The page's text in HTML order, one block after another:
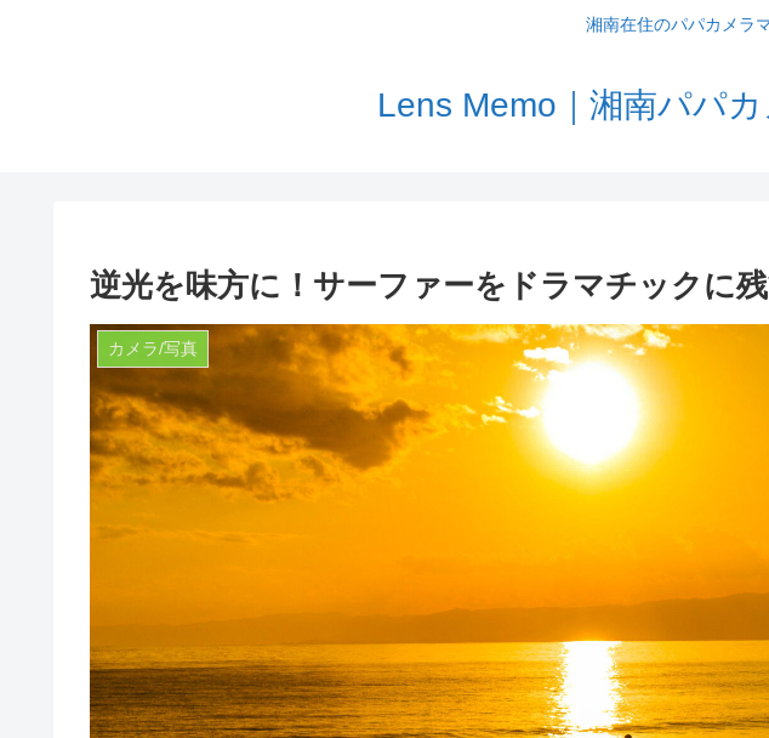
湘南在住のパパカメラ
Lens Memo｜湘南パパ
逆光を味方に！サーファーをドラマチックに
カメラ/写真